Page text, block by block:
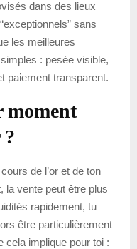
dans des lieux
sans
les meilleures
: pesée visible,
paiement transparent.
moment
de l’or et de ton
la vente peut être plus
rapidement, tu
être particulièrement
cela implique pour toi :